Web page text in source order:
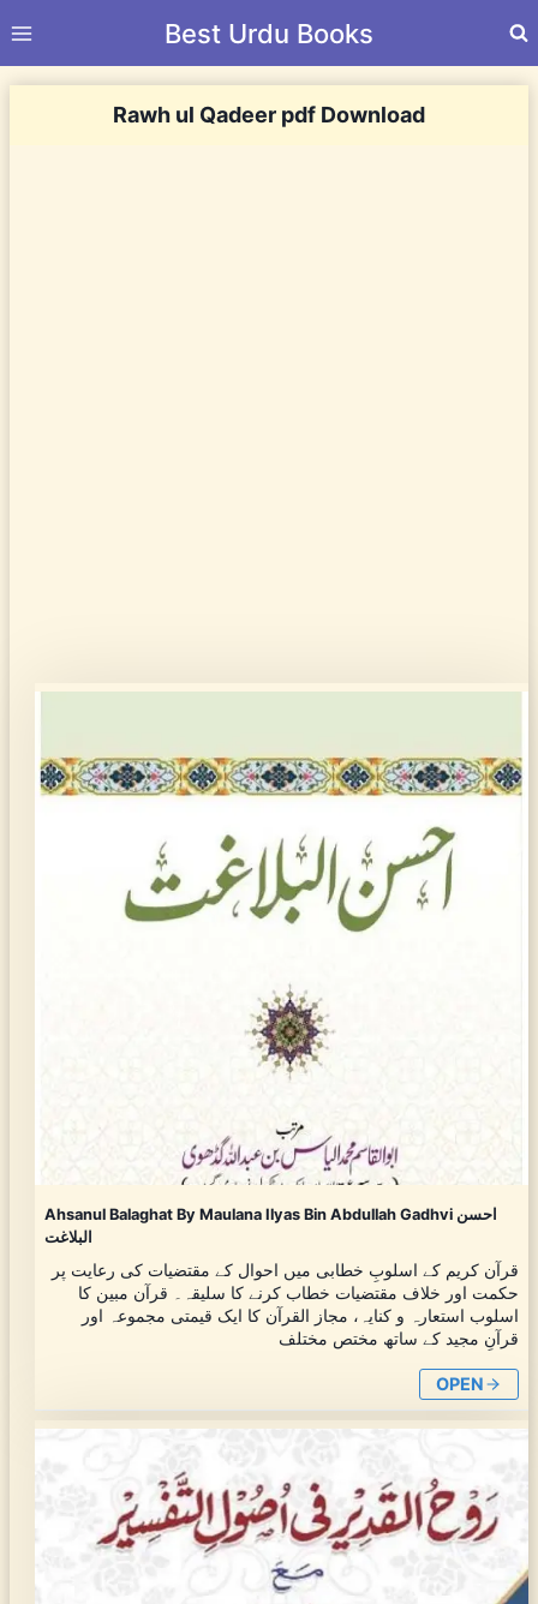
to
Best Urdu Books
Rawh ul Qadeer pdf Download
Ahsanul Balaghat By Maulana Ilyas Bin Abdullah Gadhvi احسن
البلاغت
قرآن کریم کے اسلوبِ خطابی میں احوال کے مقتضیات کی رعایت پر
حکمت اور خلاف مقتضیات خطاب کرنے کا سلیقہ۔ قرآن مبین کا
اسلوب استعارہ و کنایہ، مجاز القرآن کا ایک قیمتی مجموعہ اور
قرآنِ مجید کے ساتھ مختص مختلف
OPEN